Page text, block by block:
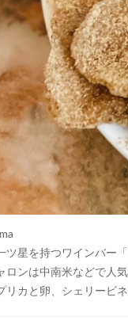
ツ星を持つワインバ
ロンは中南米などで人
リカと卵、シェリービ